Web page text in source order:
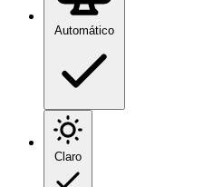
Automático
Claro